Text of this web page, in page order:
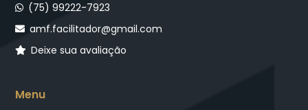
(75) 99222-7923
amf.facilitador@gmail.com
Deixe sua avaliação
Menu